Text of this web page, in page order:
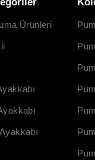
Ürünleri